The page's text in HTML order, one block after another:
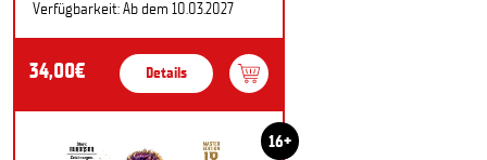
Verfügbarkeit: Ab dem 10.03.2027
34,00€ Details
16+